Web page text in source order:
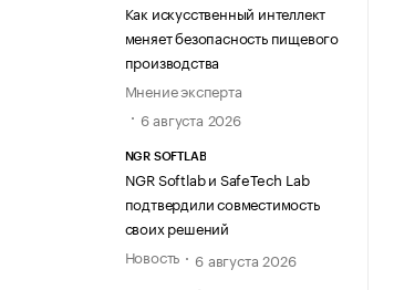
Как искусственный интеллект
меняет безопасность пищевого
производства
Мнение эксперта
6 августа 2026
NGR SOFTLAB
NGR Softlab и SafeTech Lab
подтвердили совместимость
своих решений
Новость
6 августа 2026